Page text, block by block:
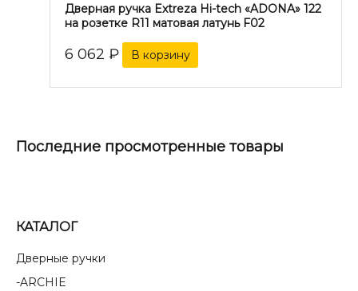
КАТАЛОГ
Дверные ручки
ARCHIE
Дверная ручка Extreza Hi-tech «ADONA» 122
на розетке R11 матовая латунь F02
6 062 ₽ В корзину
Последние просмотренные товары